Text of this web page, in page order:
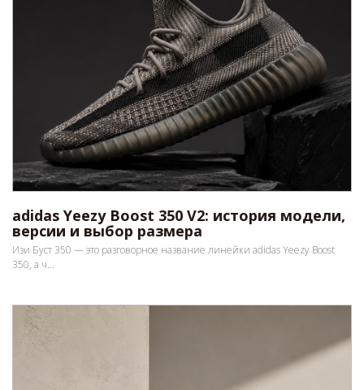
adidas Yeezy Boost 350 V2: история модели,
версии и выбор размера
Изи Буст 350 — это разговорное название линейки adidas Yeezy Boost
350, а ч...